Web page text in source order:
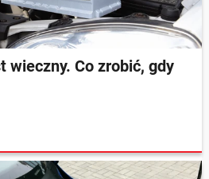
wieczny. Co zrobić, gdy